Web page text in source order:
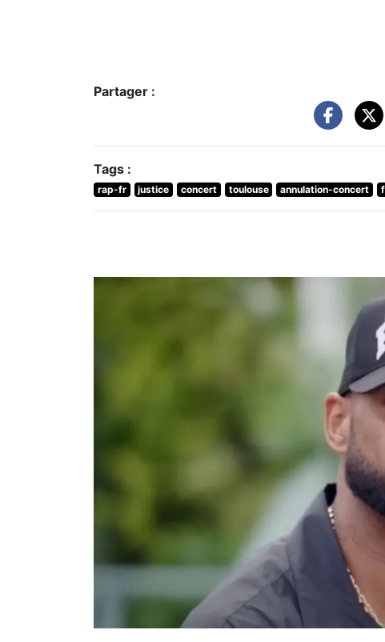
Partager :
Tags :
rap-fr justice concert toulouse annulation-concert